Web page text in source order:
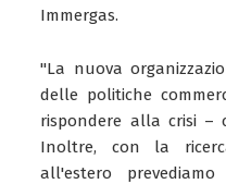
Immergas.
"La nuova
delle politiche
rispondere alla crisi –
Inoltre, con la
all'estero